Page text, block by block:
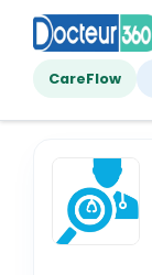
CareFlow